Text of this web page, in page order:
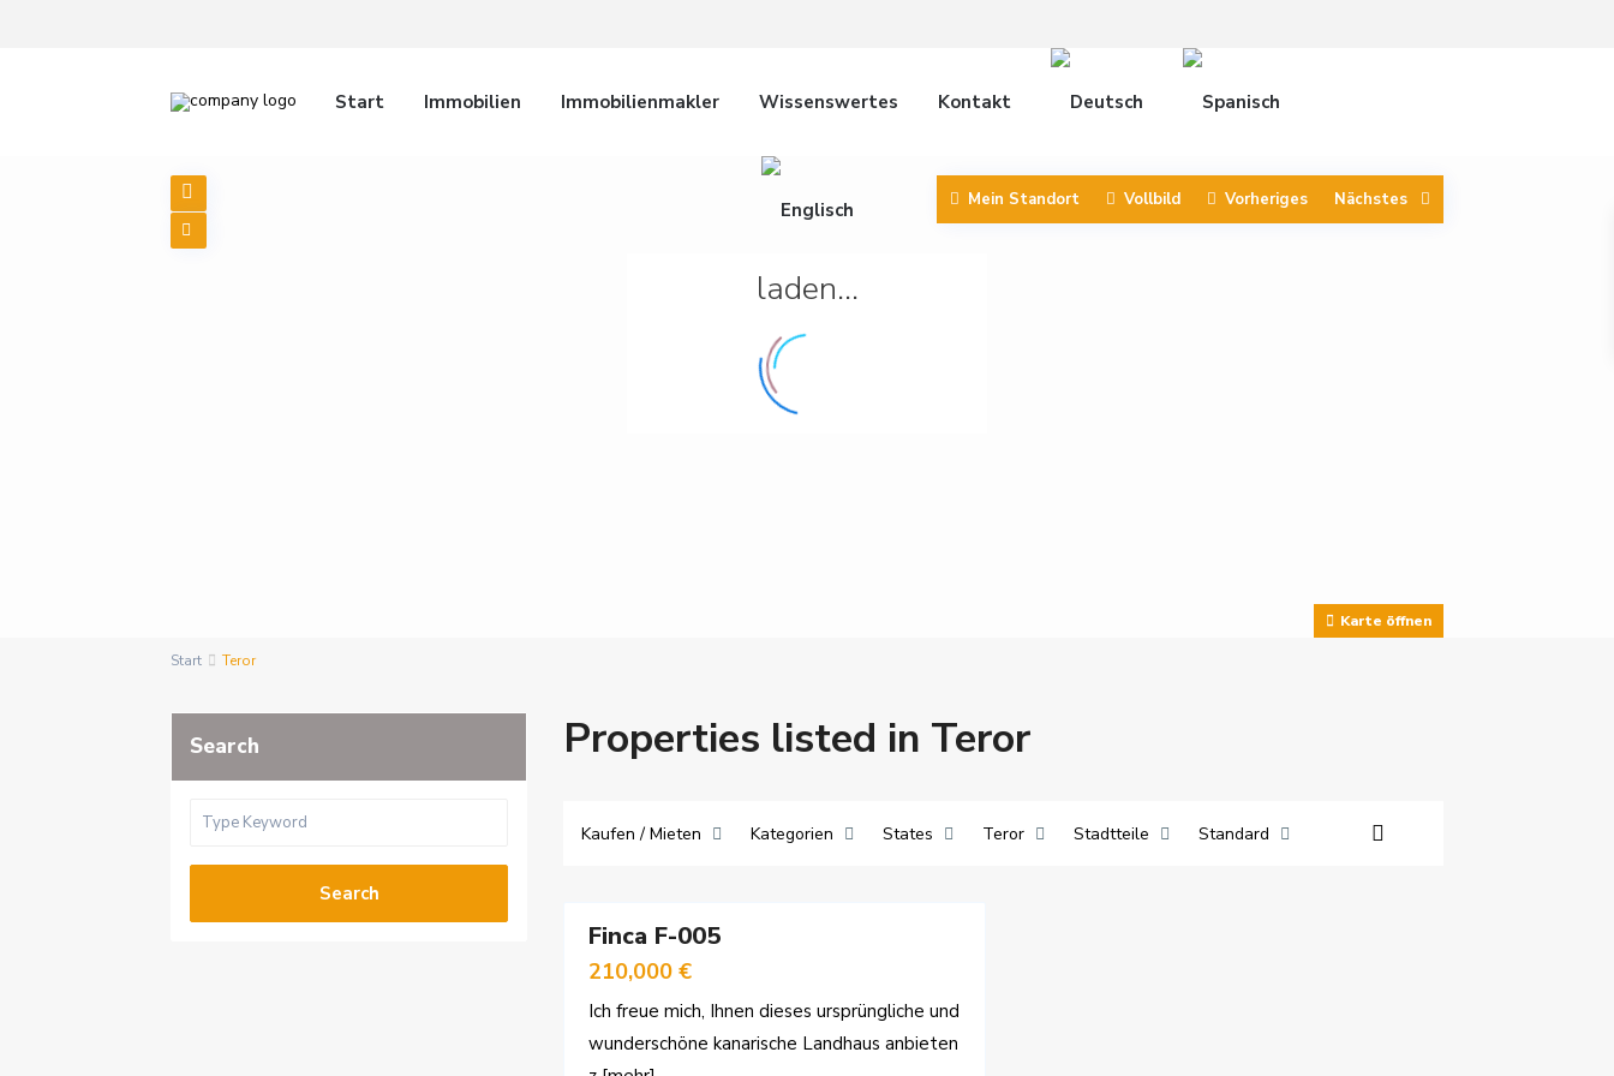
Start Immobilien Immobilienmakler Wissenswertes Kontakt
laden...
Karte öffnen
Mein Standort Vollbild Vorheriges Nächstes
Start Teror
Properties listed in Teror
Kaufen / Mieten Kategorien States Teror Stadtteile Standard
Finca F-005
210,000 €
Ich freue mich, Ihnen dieses ursprüngliche und
wunderschöne kanarische Landhaus anbieten
Search
Search